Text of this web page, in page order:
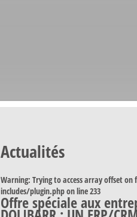
Actualités
Warning: Trying to access array offset on
includes/plugin.phpon line233
Offre spéciale aux